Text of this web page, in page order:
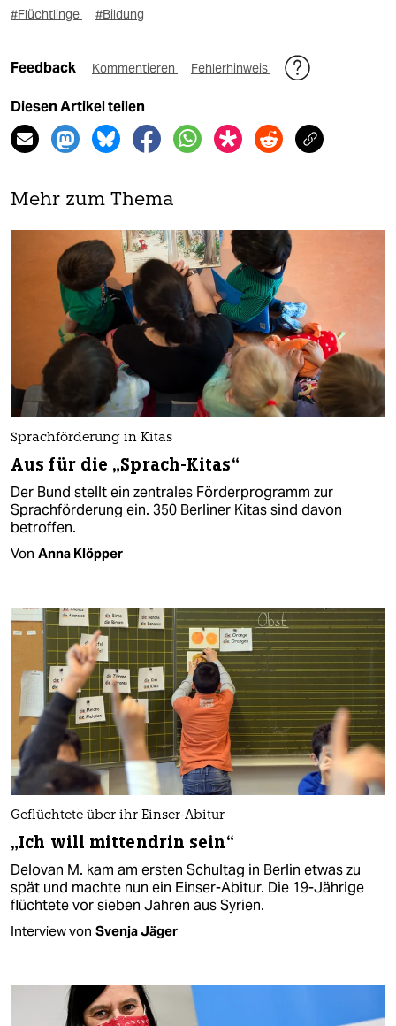
#Flüchtlinge
#Bildung
Feedback Kommentieren Fehlerhinweis
Diesen Artikel teilen
Mehr zum Thema
Sprachförderung in Kitas
Aus für die „Sprach-Kitas“
Der Bund stellt ein zentrales Förderprogramm zur
Sprachförderung ein. 350 Berliner Kitas sind davon
betroffen.
Von Anna Klöpper
Geflüchtete über ihr Einser-Abitur
„Ich will mittendrin sein“
Delovan M. kam am ersten Schultag in Berlin etwas zu
spät und machte nun ein Einser-Abitur. Die 19-Jährige
flüchtete vor sieben Jahren aus Syrien.
Interview von Svenja Jäger